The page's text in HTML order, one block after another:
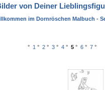
von Deiner
im Dornröschen Malbuch -
° 1 ° 2° 3° 4° 5 ° 6° 7°